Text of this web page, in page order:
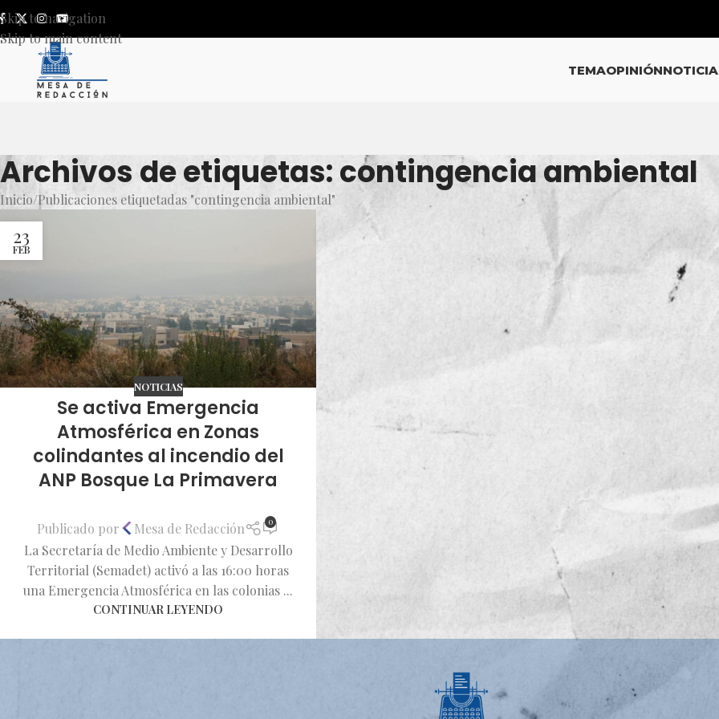
Skip to navigation
Skip to main content
TEMAOPINIÓN
Archivos de etiquetas: contingencia ambiental
Inicio Publicaciones etiquetadas "contingencia ambiental"
23
FEB
NOTICIAS
Se activa Emergencia
Atmosférica en Zonas
colindantes al incendio del
ANP Bosque La Primavera
Publicado por Mesa de Redacción 0
La Secretaría de Medio Ambiente y Desarrollo
Territorial (Semadet) activó a las 16:00 horas
una Emergencia Atmosférica en las colonias ...
CONTINUAR LEYENDO